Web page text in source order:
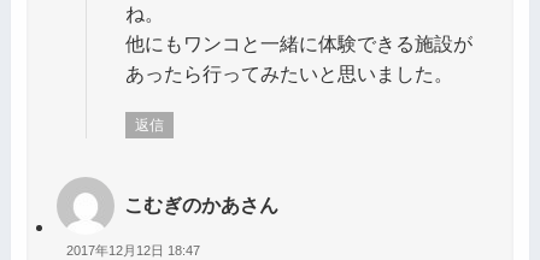
ね。
他にもワンコと一緒に体験できる施設が
あったら行ってみたいと思いました。
返信
こむぎのかあさん
2017年12月12日 18:47